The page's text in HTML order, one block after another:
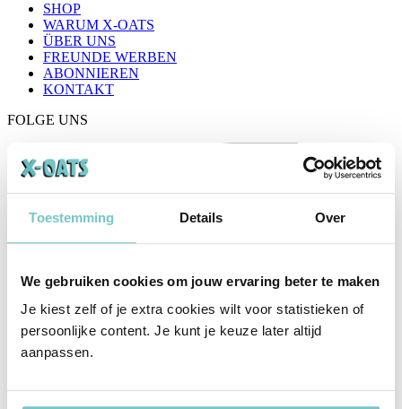
Toestemming Details Over
We gebruiken cookies om jouw ervaring beter te maken
Je kiest zelf of je extra cookies wilt voor statistieken of
persoonlijke content. Je kunt je keuze later altijd
aanpassen.
SHOP
WARUM X-OATS
ÜBER UNS
FREUNDE WERBEN
ABONNIEREN
KONTAKT
FOLGE UNS